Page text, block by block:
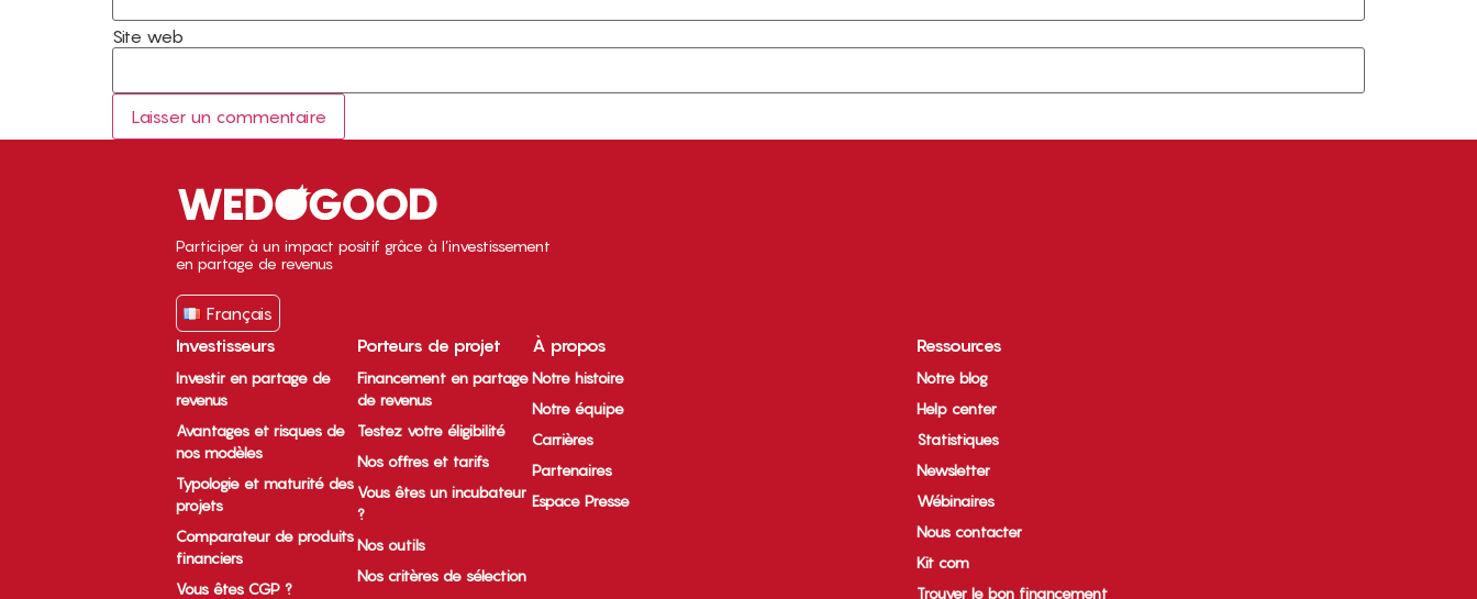
Site web
Participer à un impact positif grâce à l’investissement
en partage de revenus
Français
Investisseurs
Investir en partage de
revenus
Avantages et risques de
nos modèles
Typologie et maturité des
projets
Comparateur de produits
financiers
Vous êtes CGP ?
Porteurs de projet
Financement en partage
de revenus
Testez votre éligibilité
Nos offres et tarifs
Vous êtes un incubateur
?
Nos outils
Nos critères de sélection
À propos
Notre histoire
Notre équipe
Carrières
Partenaires
Espace Presse
Ressources
Notre blog
Help center
Statistiques
Newsletter
Wébinaires
Nous contacter
Kit com
Trouver le bon financement